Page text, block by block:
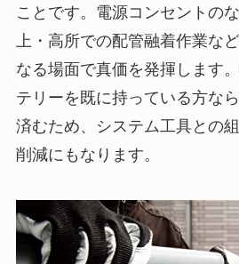
ことです。電源コンセントの
上・高所での配管融着作業な
なる場面で真価を発揮します
テリーを既に持っている方な
済むため、システム工具との
削減にもなります。